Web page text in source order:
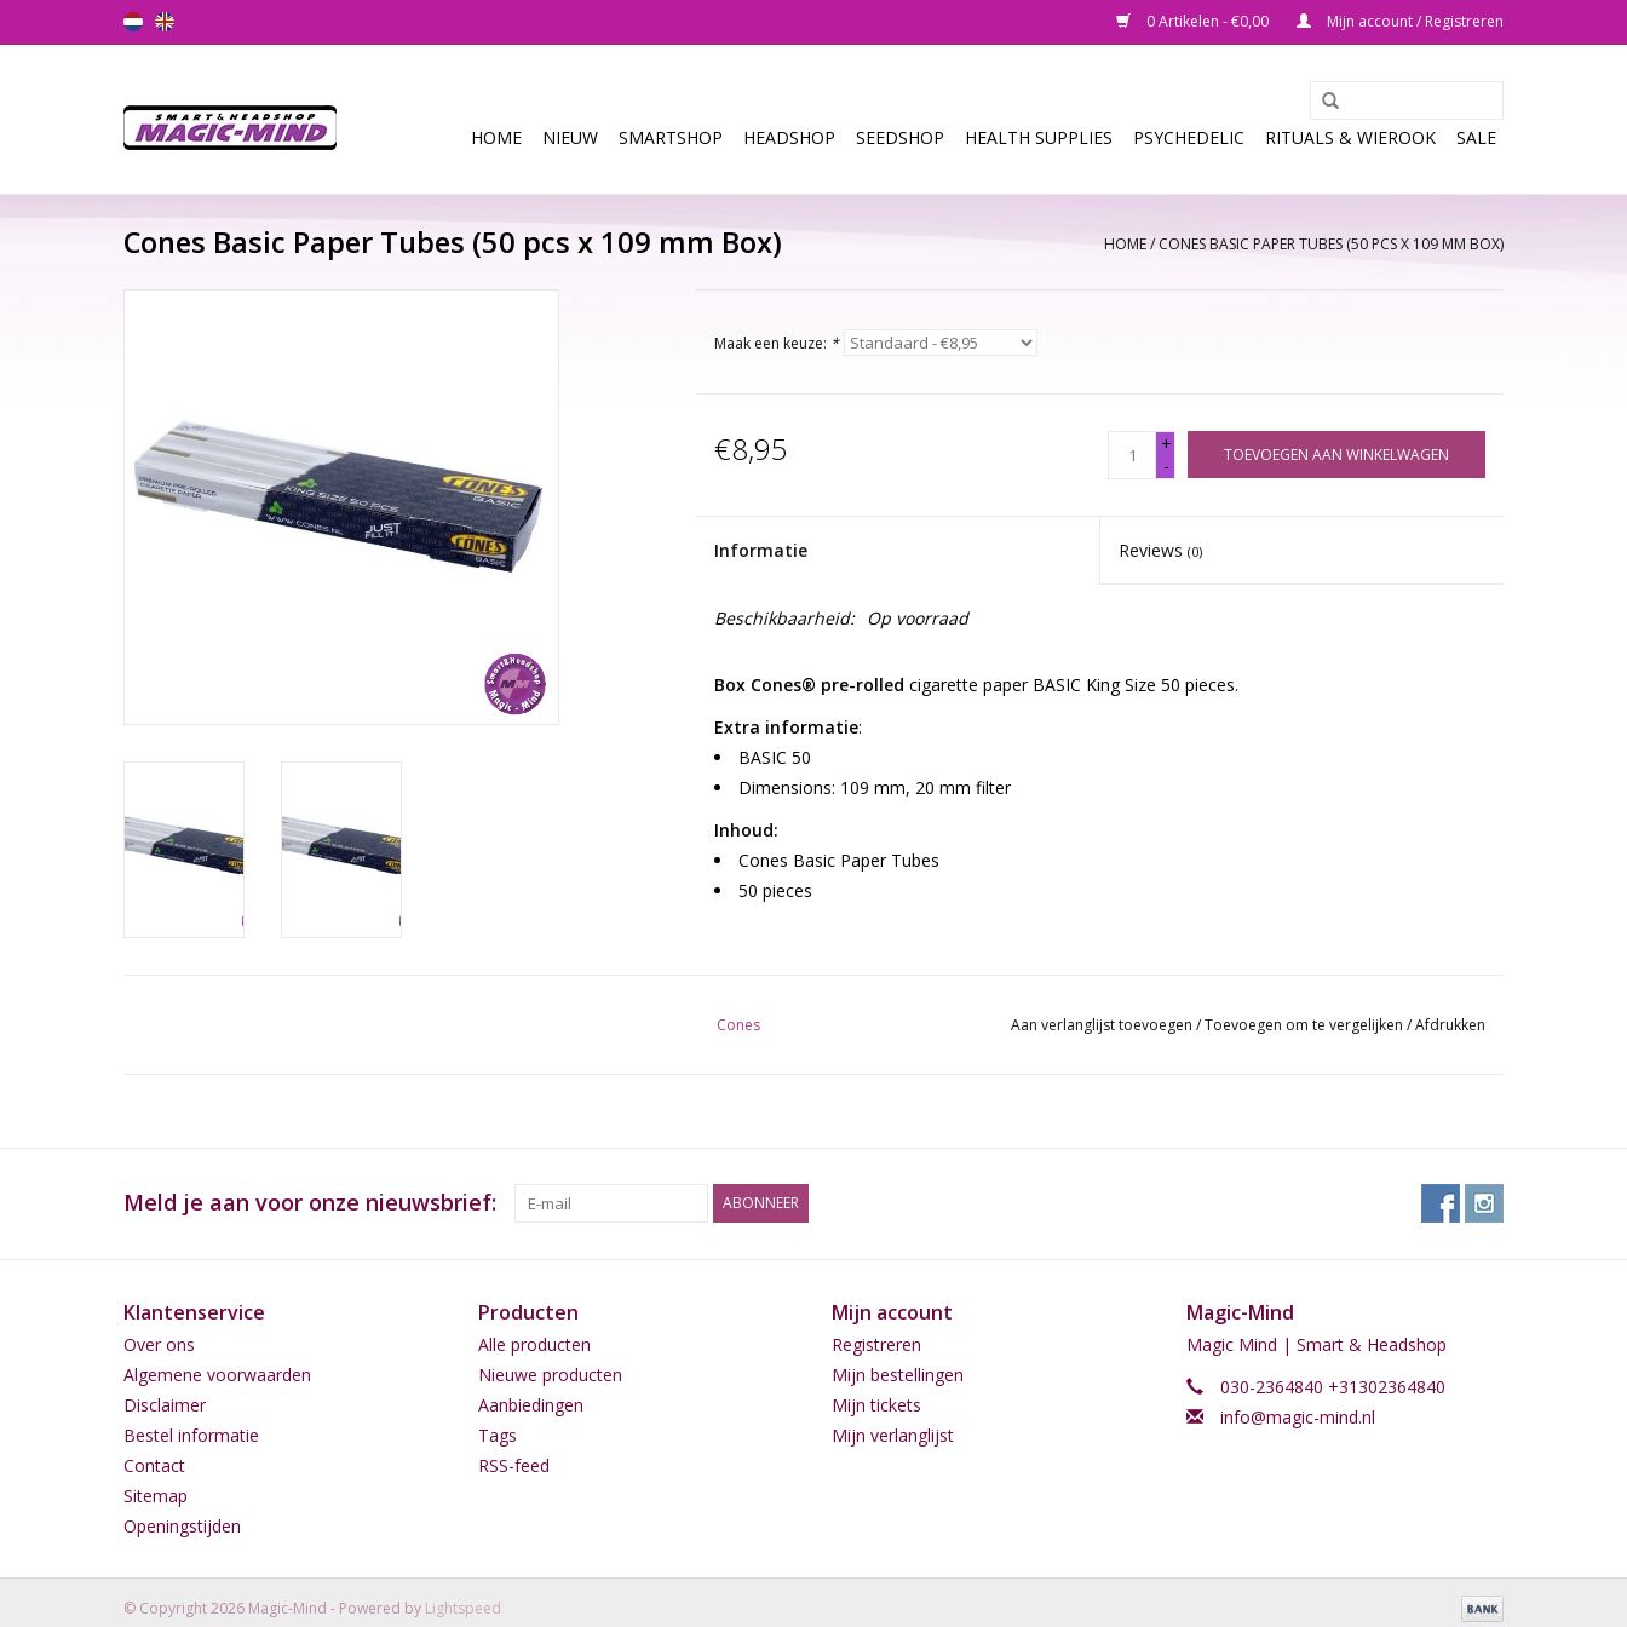
0 Artikelen - €0,00 Mijn account / Registreren
HOME NIEUW SMARTSHOP HEADSHOP SEEDSHOP HEALTH SUPPLIES PSYCHEDELIC RITUALS & WIEROOK SALE
Cones Basic Paper Tubes (50 pcs x 109 mm Box) HOME/CONES BASIC PAPER TUBES (50 PCS X 109 MM BOX)
Maak een keuze: *
€8,95
+
-
TOEVOEGEN AAN WINKELWAGEN
Informatie Reviews(0)
Beschikbaarheid: Op voorraad
Box Cones® pre-rolled cigarette paper BASIC King Size 50 pieces.
Extra informatie:
BASIC 50
Dimensions: 109 mm, 20 mm filter
Inhoud:
Cones Basic Paper Tubes
50 pieces
Cones Aan verlanglijst toevoegen /Toevoegen om te vergelijken /Afdrukken
Meld je aan voor onze nieuwsbrief: ABONNEER
Klantenservice
Over ons
Algemene voorwaarden
Disclaimer
Bestel informatie
Contact
Sitemap
Openingstijden
Producten
Alle producten
Nieuwe producten
Aanbiedingen
Tags
RSS-feed
Mijn account
Registreren
Mijn bestellingen
Mijn tickets
Mijn verlanglijst
Magic-Mind
Magic Mind | Smart & Headshop
030-2364840 +31302364840
info@magic-mind.nl
© Copyright 2026 Magic-Mind - Powered by Lightspeed